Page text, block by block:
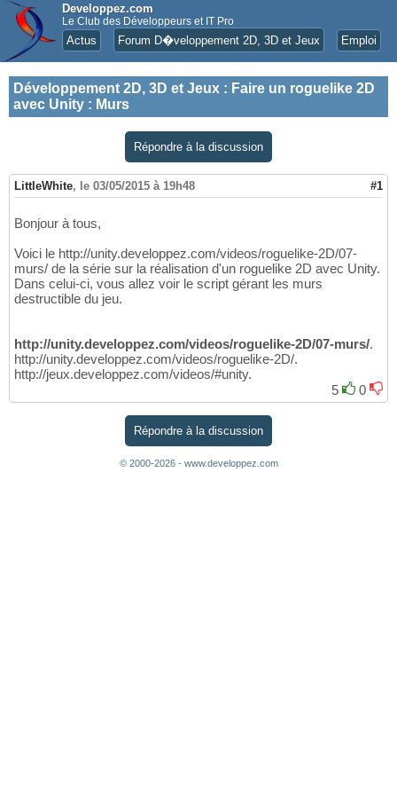
Developpez.com
Le Club des Développeurs et IT Pro
Actus Forum D�veloppement 2D, 3D et Jeux Emploi
Développement 2D, 3D et Jeux : Faire un roguelike 2D
avec Unity : Murs
Répondre à la discussion
LittleWhite, le 03/05/2015 à 19h48 #1
Bonjour à tous,
Voici le http://unity.developpez.com/videos/roguelike-2D/07-
murs/ de la série sur la réalisation d'un roguelike 2D avec Unity.
Dans celui-ci, vous allez voir le script gérant les murs
destructible du jeu.
http://unity.developpez.com/videos/roguelike-2D/07-murs/.
http://unity.developpez.com/videos/roguelike-2D/.
http://jeux.developpez.com/videos/#unity.
5
0
Répondre à la discussion
© 2000-2026 - www.developpez.com